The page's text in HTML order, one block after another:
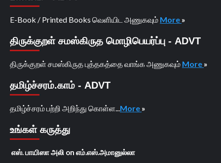
E-Book / Printed Books வெளியிட அணுகவும் More »
திருக்குறள் சமஸ்கிருத மொழிபெயர்ப்பு - ADVT
திருக்குறள் சமஸ்கிருத புத்தகத்தை வாங்க அணுகவும் More »
தமிழ்ச்சரம்.காம் - ADVT
தமிழ்ச்சரம் பற்றி அறிந்து கொள்ள... More »
உங்கள் கருத்து
எஸ். பாயிஸா அலி on எம்.எஸ்.அமானுல்லா